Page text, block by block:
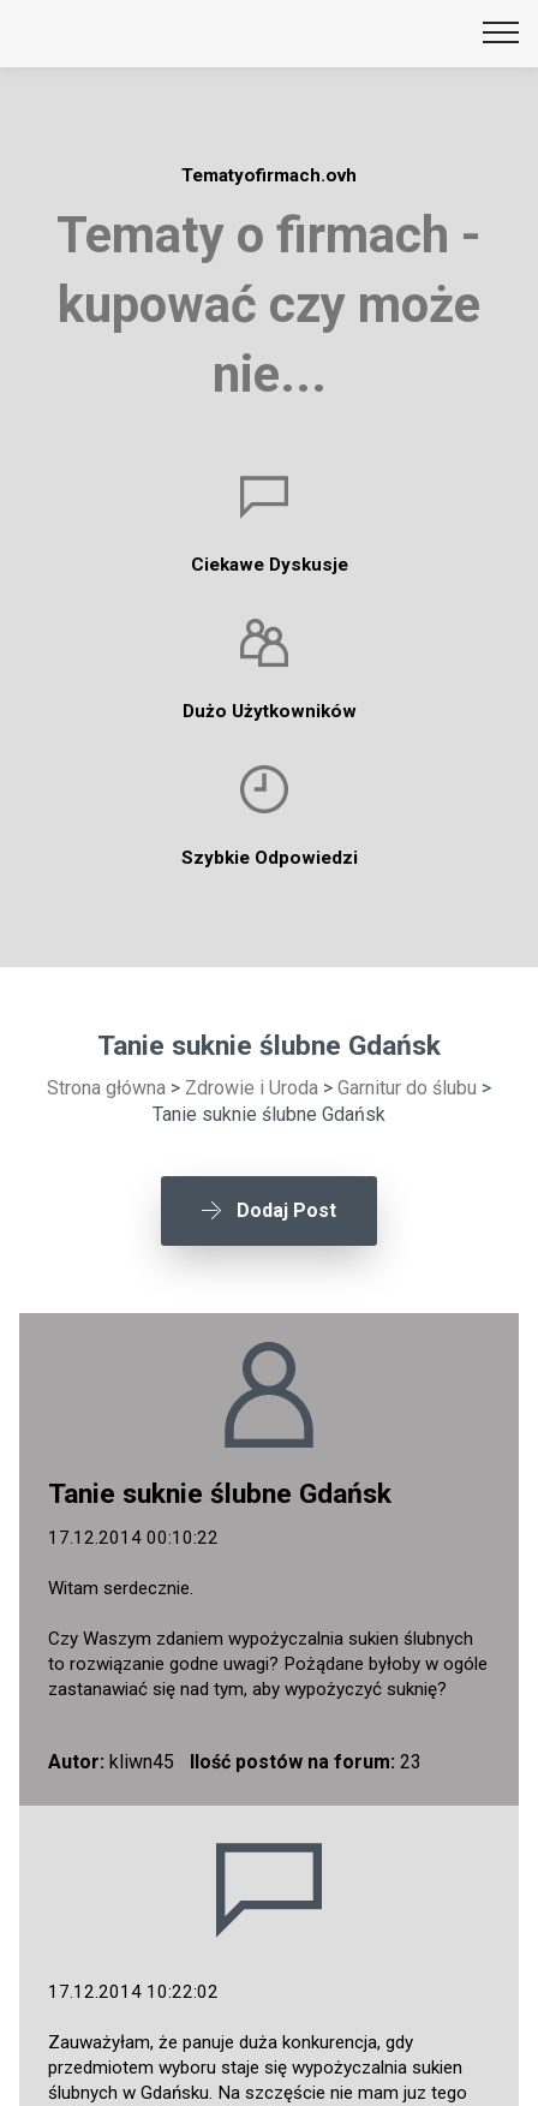
Tematyofirmach.ovh
Tematy o firmach -
kupować czy może
nie...
Ciekawe Dyskusje
Dużo Użytkowników
Szybkie Odpowiedzi
Tanie suknie ślubne Gdańsk
Strona główna > Zdrowie i Uroda > Garnitur do ślubu >
Tanie suknie ślubne Gdańsk
Dodaj Post
Tanie suknie ślubne Gdańsk
17.12.2014 00:10:22
Witam serdecznie.
Czy Waszym zdaniem wypożyczalnia sukien ślubnych
to rozwiązanie godne uwagi? Pożądane byłoby w ogóle
zastanawiać się nad tym, aby wypożyczyć suknię?
Autor: kliwn45 Ilość postów na forum: 23
17.12.2014 10:22:02
Zauważyłam, że panuje duża konkurencja, gdy
przedmiotem wyboru staje się wypożyczalnia sukien
ślubnych w Gdańsku. Na szczęście nie mam juz tego